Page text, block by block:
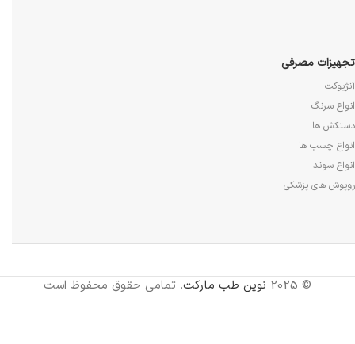
تجهیزات مصرفی
آنژیوکت
انواع سرنگ
دستکش ها
انواع چسب ها
انواع سوند
روپوش های پزشکی
© 2025 نوین طب مارکت. تمامی حقوق محفوظ است